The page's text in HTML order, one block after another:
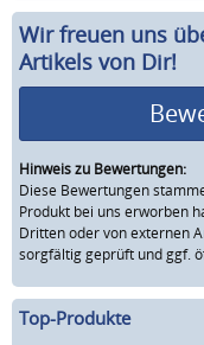
Wir freuen uns
Artikels von Dir!
Hinweis zu Bewertungen:
Diese Bewertungen
Produkt bei uns erworben
Dritten oder von externen
sorgfältig geprüft und ggf.
Top-Produkte